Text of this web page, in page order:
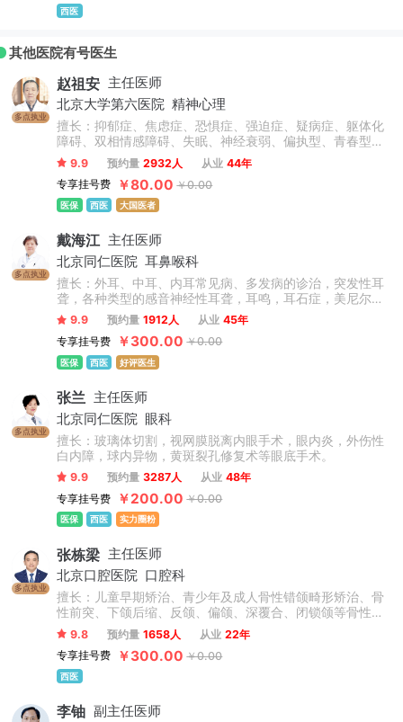
西医
其他医院有号医生
多点执业
赵祖安 主任医师
北京大学第六医院 精神心理
擅长：抑郁症、焦虑症、恐惧症、强迫症、疑病症、躯体化
障碍、双相情感障碍、失眠、神经衰弱、偏执型、青春型、
紧张型、单纯型、未定型及其他型或待分类的精神障碍等精
神疾病。躁狂症、双相情感障碍、精神康复、精神障碍、精
神心理、睡眠障碍科、躁狂症、恐惧症、神经官能症、植物
神经紊乱、头痛头晕、更年期综合征、心理咨询、注意力不
9.9 预约量 2932人 从业 44年
专享挂号费
￥80.00 ￥0.00
医保 西医 大国医者
多点执业
戴海江 主任医师
北京同仁医院 耳鼻喉科
擅长：外耳、中耳、内耳常见病、多发病的诊治，突发性耳
聋，各种类型的感音神经性耳聋，耳鸣，耳石症，美尼尔氏
病等疾病的内外科治疗。先天性外中耳畸形的听力重建和整
形；慢性化脓性中耳炎的外科治疗，咽鼓管的解剖学研究，
义耳的临床和基础研究等。
9.9 预约量 1912人 从业 45年
专享挂号费
￥300.00 ￥0.00
医保 西医 好评医生
多点执业
张兰 主任医师
北京同仁医院
眼科
擅长：玻璃体切割，视网膜脱离内眼手术，眼内炎，外伤性
白内障，球内异物，黄斑裂孔修复术等眼底手术。
9.9 预约量 3287人 从业 48年
专享挂号费
￥200.00 ￥0.00
医保 西医 实力圈粉
多点执业
张栋梁 主任医师
北京口腔医院 口腔科
擅长：儿童早期矫治、青少年及成人骨性错颌畸形矫治、骨
性前突、下颌后缩、反颌、偏颌、深覆合、闭锁颌等骨性问
题矫治，不拔牙矫治技术，微种植支抗技术，正畸-正颌联合
治疗，牙周-正畸联合治疗，数字化舌侧及无托槽隐形矫治技
术，复杂病例矫治。累计完成矫治案例数万例。
9.8 预约量 1658人 从业 22年
专享挂号费
￥300.00 ￥0.00
西医
李铀 副主任医师